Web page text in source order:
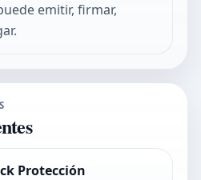
emitir, firmar,
Protección